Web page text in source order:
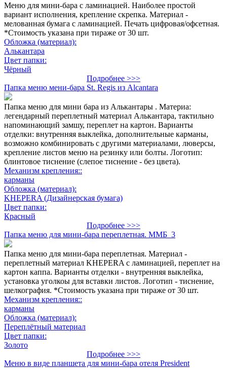
Меню для мини-бара с ламинацией. Наиболее простой
вариант исполнения, крепление скрепка. Материал -
мелованная бумага с ламинацией. Печать цифровая/офсетная.
*Стоимость указана при тираже от 30 шт.
Обложка (материал):
Алькантара
Цвет папки:
Чёрный
Подробнее >>>
Папка меню мени-бара St. Regis из Alcantara
Папка меню для мини бара из Алькантары . Материа:
легендарный переплетный материал Алькантара, тактильно
напоминающий замшу, переплет на картон. Варианты
отделки: внутренняя выклейка, дополнительные карманы,
возможно комбинировать с другими материалами, люверсы,
крепление листов меню на резинку или болты. Логотип:
блинтовое тиснение (слепое тиснение - без цвета).
Механизм крепления::
карманы
Обложка (материал):
KHEPERA (Дизайнерская бумага)
Цвет папки:
Красный
Подробнее >>>
Папка меню для мини-бара переплетная. ММБ_3
Папка меню для мини-бара переплетная. Материал -
переплетный материал KHEPERA с ламинацией, переплет на
картон каппа. Варианты отделки - внутренняя выклейка,
установка уголкоы для вставки листов. Логотип - тиснение,
шелкография. *Стоимость указана при тираже от 30 шт.
Механизм крепления::
карманы
Обложка (материал):
Переплётный материал
Цвет папки:
Золото
Подробнее >>>
Меню в виде планшета для мини-бара отеля President